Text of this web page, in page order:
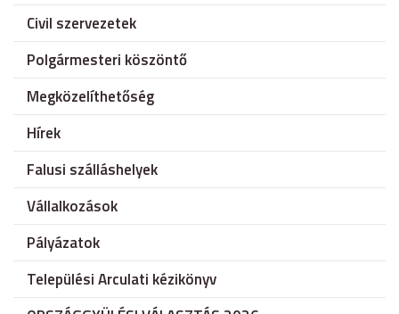
Civil szervezetek
Polgármesteri köszöntő
Megközelíthetőség
Hírek
Falusi szálláshelyek
Vállalkozások
Pályázatok
Települési Arculati kézikönyv